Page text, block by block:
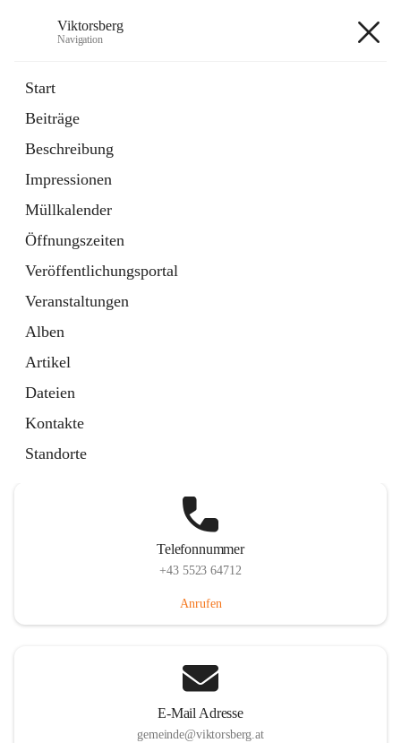
Viktorsberg
Navigation
Start
Beiträge
Beschreibung
Impressionen
Müllkalender
Öffnungszeiten
Veröffentlichungsportal
Veranstaltungen
Alben
Artikel
Dateien
Kontakte
Standorte
1 Schnellzugriff
Bürgerservice
10 Schnellzugriffe
Telefonnummer
+43 5523 64712
Anrufen
E-Mail Adresse
gemeinde@viktorsberg.at